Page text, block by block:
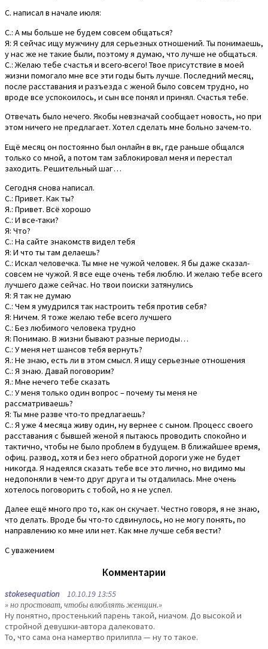
С. написал в начале июля:
С.: А мы больше не будем совсем общаться?
Я: Я сейчас ищу мужчину для серьезных отношений. Ты понимаешь,
у нас же не такие были, поэтому я думаю, что лучше не общаться.
С.: Желаю тебе счастья и всего-всего! Твое присутствие в моей
жизни помогало мне все эти годы быть лучше. Последний месяц,
после расставания и разъезда с женой было совсем трудно, но
вроде все успокоилось, и сын все понял и принял. Счастья тебе.
Отвечать было нечего. Якобы невзначай сообщает новость, но при
этом ничего не предлагает. Хотел сделать мне больно зачем-то.
Ещё месяц он постоянно был онлайн в вк, где раньше общался
только со мной, а потом там заблокировал меня и перестал
заходить. Решительный шаг…
Сегодня снова написал.
С.: Привет. Как ты?
Я.: Привет. Всё хорошо
С.: И все-таки?
Я: Что?
С.: На сайте знакомств видел тебя
Я: И что ты там делаешь?
С.: Искал человечка. Ты мне не чужой человек. Я бы даже сказал-
совсем не чужой. Я все еще очень тебя люблю. И желаю тебе всего
лучшего даже сейчас. Но твои поиски затянулись
Я: Я так не думаю
С.: Чем я умудрился так настроить тебя против себя?
Я: Ничем. Я тоже желаю тебе всего лучшего
С.: Без любимого человека трудно
Я: Понимаю. В жизни бывают разные периоды…
С.: У меня нет шансов тебя вернуть?
Я.: Не знаю, есть ли в этом смысл. Я ищу серьезные отношения
С.: Я знаю. Давай поговорим?
Я.: Мне нечего тебе сказать
С.: У меня только один вопрос – почему ты меня не
рассматриваешь?
Я: Ты мне разве что-то предлагаешь?
С.: Я уже 4 месяца живу один, ну вернее с сыном. Процесс своего
расставания с бывшей женой я пытаюсь проводить спокойно и
тактично, чтобы не было проблем в будущем. В ближайшее время,
офиц. развод, хотя и без него обратной дороги уже не будет
никогда. Я надеялся сказать тебе все это лично, но видимо мы
недопоняли в чем-то друг друга и ты отдалилась. Мне очень
хотелось поговорить с тобой, но я не успел.
Далее ещё много про то, как он скучает. Честно говоря, я не знаю,
что делать. Вроде бы что-то сдвинулось, но не могу понять, по
направлению ко мне или нет. Как мне лучше себя вести?
С уважением
Комментарии
stokesequation 10.10.19 13:55
» но простоват, чтобы влюблять женщин.»
Ну понятно, простенький парень такой, ниачом. До высокой и
стройной девушки-автора далековато.
То, что сама она намертво прилипла — ну то такое.